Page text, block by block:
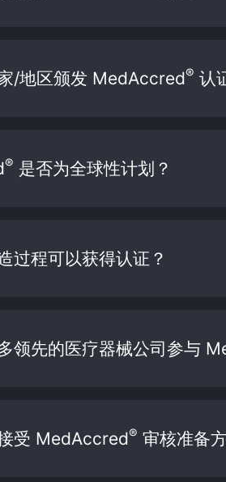
/地区颁发 MedAccred® 认
® 是否为全球性计划？
过程可以获得认证？
领先的医疗器械公司参与
受 MedAccred® 审核准备